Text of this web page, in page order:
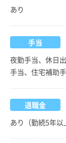
あり
手当
夜勤手当、休日
手当、住宅補助
退職金
あり（勤続5年以